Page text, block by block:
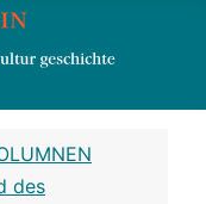
des